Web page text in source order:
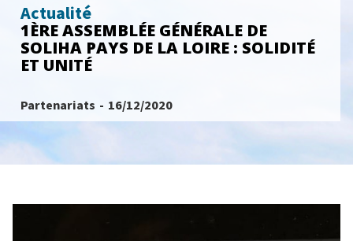
Actualité
1ÈRE ASSEMBLÉE GÉNÉRALE DE
SOLIHA PAYS DE LA LOIRE : SOLIDITÉ
ET UNITÉ
Partenariats - 16/12/2020